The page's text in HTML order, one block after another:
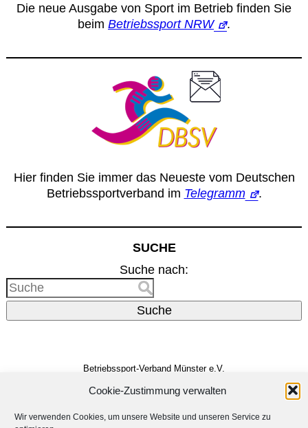
Cookie-Zustimmung verwalten
Wir verwenden Cookies, um unsere Website und unseren Service zu
Die neue Ausgabe von Sport im Betrieb finden Sie
beim Betriebssport NRW .
Hier finden Sie immer das Neueste vom Deutschen
Betriebssportverband im Telegramm .
SUCHE
Suche nach:
Suche
Betriebssport-Verband Münster e.V.
48159 Münster
E-Mail: info@bsv-muenster.de